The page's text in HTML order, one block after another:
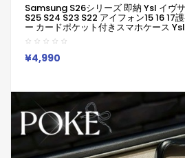
Samsung S26シリーズ 即納 Ysl イヴ
S25 S24 S23 S22 アイフォン15 16 17
ー カードポケット付きスマホケース
Pro サムソン S23 S24 S25 S26 S22
15 14 11 12 13 Pro MaxブランドYsl イ
スIphone16 15 ケース 人気付き個性潮
¥4,990